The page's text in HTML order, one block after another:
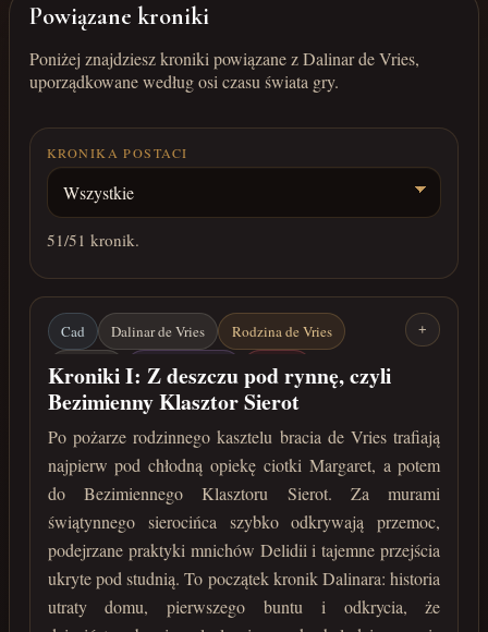
Powiązane kroniki
Poniżej znajdziesz kroniki powiązane z Dalinar de Vries,
uporządkowane według osi czasu świata gry.
KRONIKA POSTACI
51/51 kronik.
Cad Dalinar de Vries
Rodzina de Vries
Carmilla
Kościół Delidii
Delidia
Bezimienny Klasztor Sierot
Ciotka Margaret
Tajne przejścia
lata 210-211 po Zaćmieniu
+
Kroniki I: Z deszczu pod rynnę, czyli
Bezimienny Klasztor Sierot
Po pożarze rodzinnego kasztelu bracia de Vries trafiają
najpierw pod chłodną opiekę ciotki Margaret, a potem
do Bezimiennego Klasztoru Sierot. Za murami
świątynnego sierocińca szybko odkrywają przemoc,
podejrzane praktyki mnichów Delidii i tajemne przejścia
ukryte pod studnią. To początek kronik Dalinara: historia
utraty domu, pierwszego buntu i odkrycia, że